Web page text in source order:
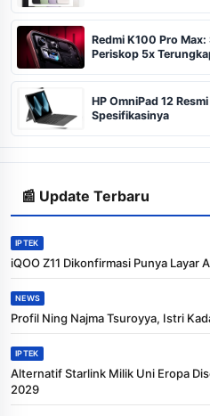
Redmi K100 Pro
Periskop 5x
HP OmniPad 12
Spesifikasinya
📰 Update Terbaru
IPTEK
iQOO Z11 Dikonfirmasi Punya Layar
NEWS
Profil Ning Najma Tsuroyya, Istri
IPTEK
Alternatif Starlink Milik Uni Eropa
2029